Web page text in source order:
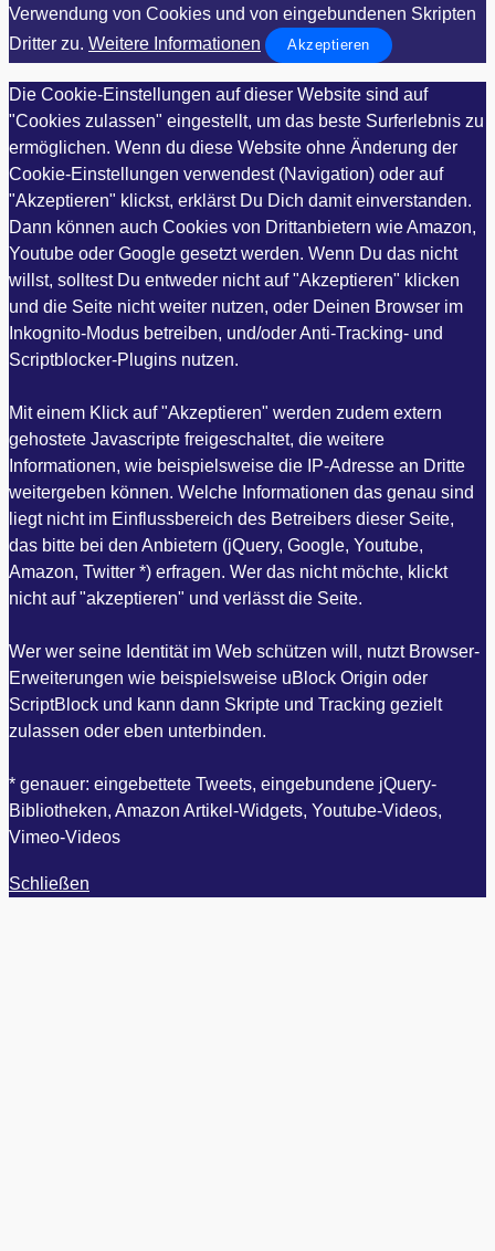
Verwendung von Cookies und von eingebundenen Skripten
Dritter zu. Weitere Informationen Akzeptieren
Die Cookie-Einstellungen auf dieser Website sind auf
"Cookies zulassen" eingestellt, um das beste Surferlebnis zu
ermöglichen. Wenn du diese Website ohne Änderung der
Cookie-Einstellungen verwendest (Navigation) oder auf
"Akzeptieren" klickst, erklärst Du Dich damit einverstanden.
Dann können auch Cookies von Drittanbietern wie Amazon,
Youtube oder Google gesetzt werden. Wenn Du das nicht
willst, solltest Du entweder nicht auf "Akzeptieren" klicken
und die Seite nicht weiter nutzen, oder Deinen Browser im
Inkognito-Modus betreiben, und/oder Anti-Tracking- und
Scriptblocker-Plugins nutzen.
Mit einem Klick auf "Akzeptieren" werden zudem extern
gehostete Javascripte freigeschaltet, die weitere
Informationen, wie beispielsweise die IP-Adresse an Dritte
weitergeben können. Welche Informationen das genau sind
liegt nicht im Einflussbereich des Betreibers dieser Seite,
das bitte bei den Anbietern (jQuery, Google, Youtube,
Amazon, Twitter *) erfragen. Wer das nicht möchte, klickt
nicht auf "akzeptieren" und verlässt die Seite.
Wer wer seine Identität im Web schützen will, nutzt Browser-
Erweiterungen wie beispielsweise uBlock Origin oder
ScriptBlock und kann dann Skripte und Tracking gezielt
zulassen oder eben unterbinden.
* genauer: eingebettete Tweets, eingebundene jQuery-
Bibliotheken, Amazon Artikel-Widgets, Youtube-Videos,
Vimeo-Videos
Schließen